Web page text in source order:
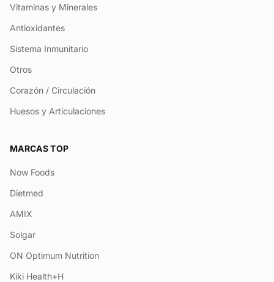
Vitaminas y Minerales
Antioxidantes
Sistema Inmunitario
Otros
Corazón / Circulación
Huesos y Articulaciones
MARCAS TOP
Now Foods
Dietmed
AMIX
Solgar
ON Optimum Nutrition
Kiki Health+H